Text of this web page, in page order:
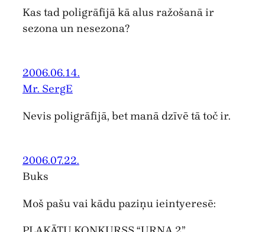
Kas tad poligrāfijā kā alus ražošanā ir
sezona un nesezona?
2006.06.14.
Mr. SergE
Nevis poligrāfijā, bet manā dzīvē tā toč ir.
2006.07.22.
Buks
Moš pašu vai kādu paziņu ieintyeresē: